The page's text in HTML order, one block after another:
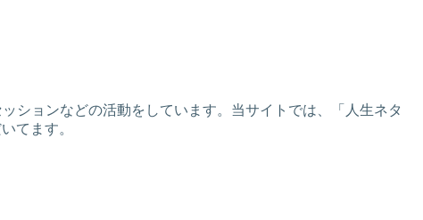
ションなどの活動をしています。当サイトでは、「人生ネタ
てます。